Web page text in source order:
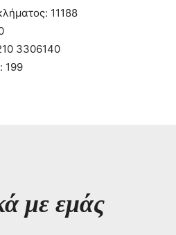
11188
3306140
199
με εμάς